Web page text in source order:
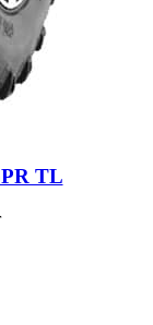
TL